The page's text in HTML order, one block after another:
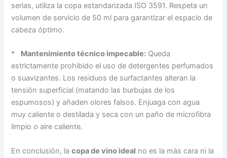
serias, utiliza la copa estandarizada ISO 3591. Respeta un
volumen de servicio de 50 ml para garantizar el espacio de
cabeza óptimo.
* Mantenimiento técnico impecable: Queda
estrictamente prohibido el uso de detergentes perfumados
o suavizantes. Los residuos de surfactantes alteran la
tensión superficial (matando las burbujas de los
espumosos) y añaden olores falsos. Enjuaga con agua
muy caliente o destilada y seca con un paño de microfibra
limpio o aire caliente.
En conclusión, lacopa de vino ideal no es la más cara ni la